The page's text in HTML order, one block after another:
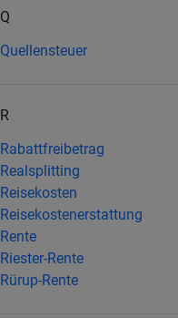
Q
Quellensteuer
R
Rabattfreibetrag
Realsplitting
Reisekosten
Reisekostenerstattung
Rente
Riester-Rente
Rürup-Rente